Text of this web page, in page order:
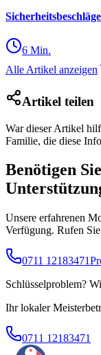
6 Min.
Alle Artikel anzeigen
Artikel teilen
War dieser Artikel
Familie, die diese
Benötigen
Unsere erfahrenen
Verfügung. Rufen
0711 12183471
Schlüsselproblem?
Ihr lokaler
0711 12183471